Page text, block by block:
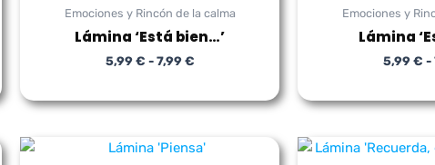
Emociones y Rincón de la calma
Lámina ‘Está bien…’
5,99€ - 7,99€
Emociones y
Lámina
5,99€ -
Rango